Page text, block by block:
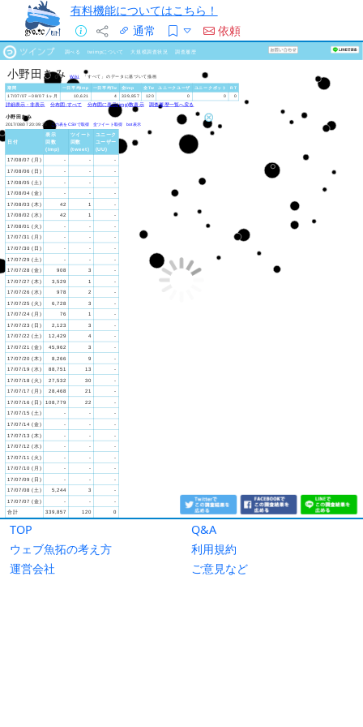
有料機能についてはこちら！
通常
依頼
TOP
Q&A
ウェブ魚拓の考え方
利用規約
運営会社
ご意見など